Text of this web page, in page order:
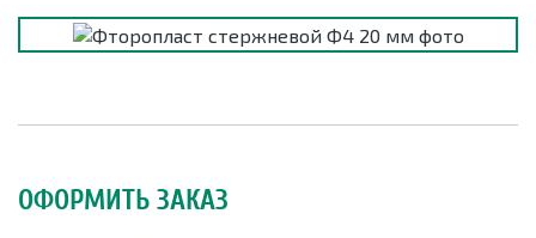
ОФОРМИТЬ ЗАКАЗ